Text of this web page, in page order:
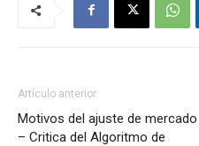
Artículo anterior
Motivos del ajuste de mercado
– Critica del Algoritmo de